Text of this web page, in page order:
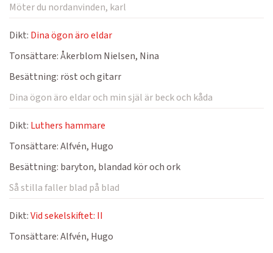
Möter du nordanvinden, karl
Dikt: Dina ögon äro eldar
Tonsättare:Åkerblom Nielsen, Nina
Besättning: röst och gitarr
Dina ögon äro eldar och min själ är beck och kåda
Dikt: Luthers hammare
Tonsättare:Alfvén, Hugo
Besättning: baryton, blandad kör och ork
Så stilla faller blad på blad
Dikt:Vid sekelskiftet: II
Tonsättare:Alfvén, Hugo